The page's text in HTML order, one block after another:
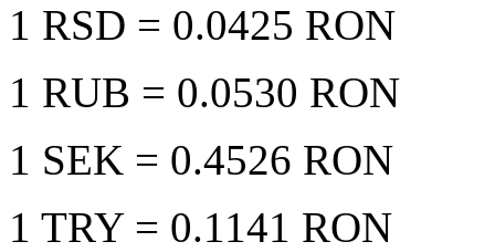
1 RSD = 0.0425 RON
1 RUB = 0.0530 RON
1 SEK = 0.4526 RON
1 TRY= 0.1141 RON